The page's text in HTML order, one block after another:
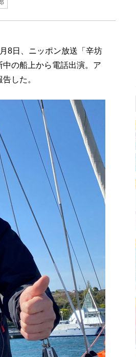
8日、ニッポン放送「辛坊
の船上から電話出演。ア
した。